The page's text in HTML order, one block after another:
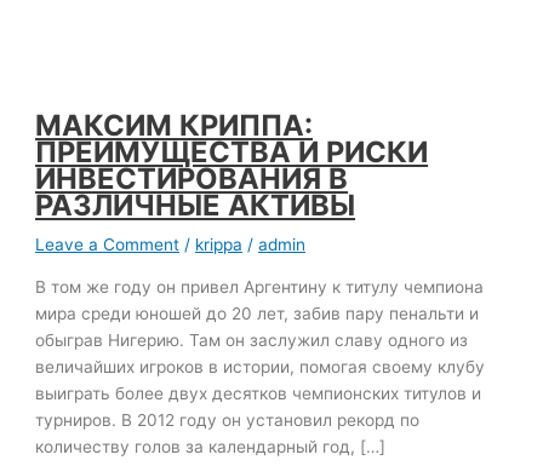
МАКСИМ КРИППА:
ПРЕИМУЩЕСТВА И РИСКИ
ИНВЕСТИРОВАНИЯ В
РАЗЛИЧНЫЕ АКТИВЫ
Leave a Comment / krippa /admin
В том же году он привел Аргентину к титулу чемпиона
мира среди юношей до 20 лет, забив пару пенальти и
обыграв Нигерию. Там он заслужил славу одного из
величайших игроков в истории, помогая своему клубу
выиграть более двух десятков чемпионских титулов и
турниров. В 2012 году он установил рекорд по
количеству голов за календарный год, […]